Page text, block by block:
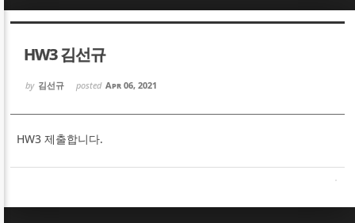
HW3 김선규
by 김선규 posted Apr 06, 2021
HW3 제출합니다.
Sketchbook5, 스케치북5
Sketchbook5, 스케치북5
Sketchbook5, 스케치북5
Sketchbook5, 스케치북5